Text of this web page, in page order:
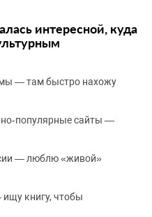
интересной, куда
— там быстро нахожу
сайты —
— люблю «живой»
книгу, чтобы